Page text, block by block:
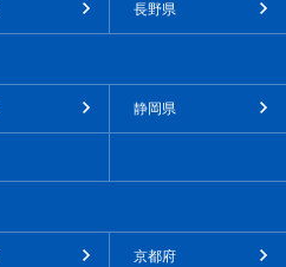
長野県
静岡県
京都府